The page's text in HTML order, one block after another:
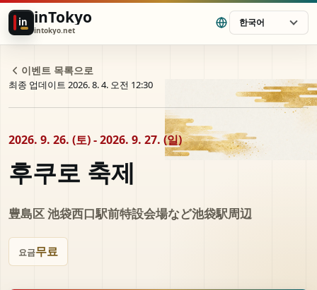
in inTokyo
intokyo.net
한국어
이벤트 목록으로
최종 업데이트 2026. 8. 4. 오전 12:30
2026. 9. 26. (토) - 2026. 9. 27. (일)
후쿠로 축제
豊島区 池袋西口駅前特設会場など池袋駅周辺
요금무료